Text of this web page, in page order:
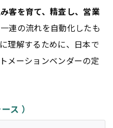
客を育て、精査し、営業
一連の流れを自動化したも
理解するために、日本で
メーションベンダーの定
ス ）